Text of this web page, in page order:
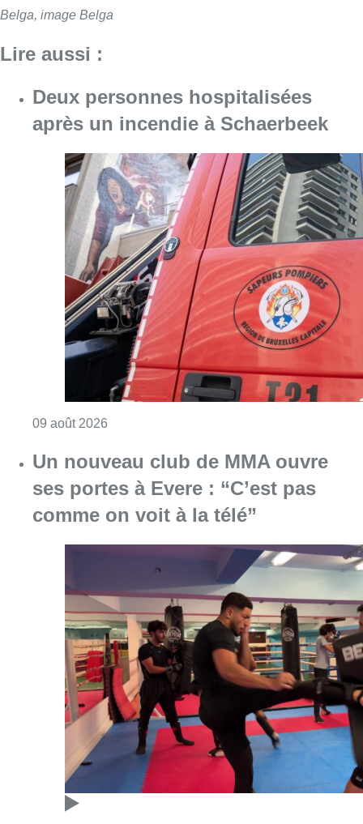
Belga, image Belga
Lire aussi :
Deux personnes hospitalisées
après un incendie à Schaerbeek
09 août 2026
Un nouveau club de MMA ouvre
ses portes à Evere : “C’est pas
comme on voit à la télé”